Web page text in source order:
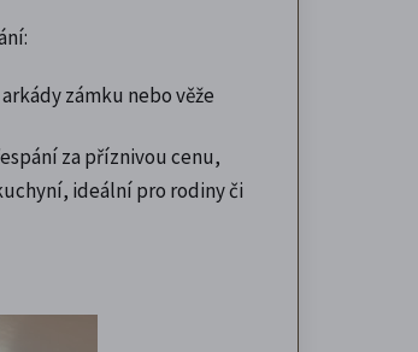
zámku nebo věže
za příznivou cenu,
ideální pro rodiny či